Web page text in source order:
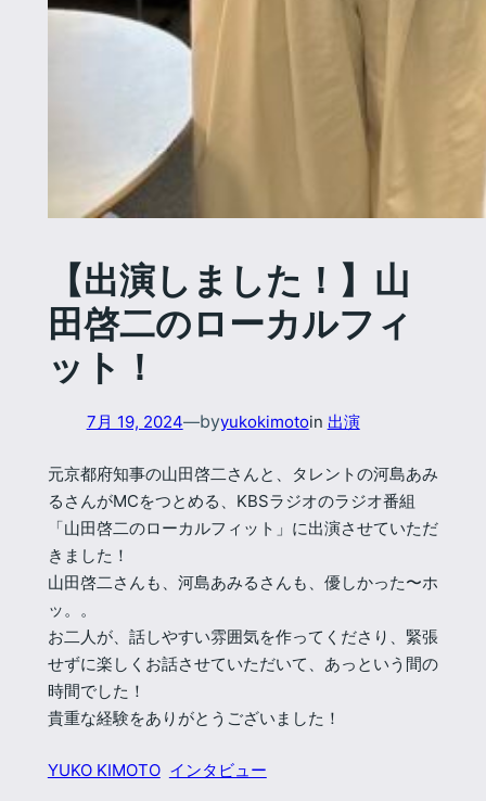
【出演しました！】山
田啓二のローカルフィ
ット！
7月 19, 2024—byyukokimotoin 出演
元京都府知事の山田啓二さんと、タレントの河島あみ
るさんがMCをつとめる、KBSラジオのラジオ番組
「山田啓二のローカルフィット」に出演させていただ
きました！
山田啓二さんも、河島あみるさんも、優しかった〜ホ
ッ。。
お二人が、話しやすい雰囲気を作ってくださり、緊張
せずに楽しくお話させていただいて、あっという間の
時間でした！
貴重な経験をありがとうございました！
YUKO KIMOTO インタビュー